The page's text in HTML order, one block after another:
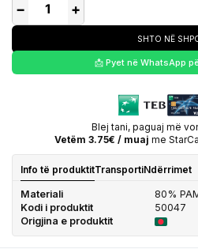
− +
SHTO NË
📩 Pyet në WhatsApp
Blej tani, paguaj më
Vetëm 3.75€ / muaj me
Info të produktitTransportiNdërrimet
Materiali
80%
Kodi i produktit
50047
Origjina e produktit